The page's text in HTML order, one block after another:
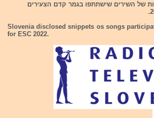
של השירים שישתתפו בגמר קדם הצעירים
Slovenia disclosed snippets os songs
for ESC 2022.